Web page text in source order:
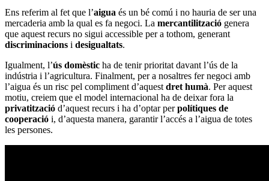
Ens referim al fet que l’aigua és un bé comú i no hauria de ser una
mercaderia amb la qual es fa negoci. La mercantilització genera
que aquest recurs no sigui accessible per a tothom, generant
discriminacions i desigualtats.
Igualment, l’ús domèstic ha de tenir prioritat davant l’ús de la
indústria i l’agricultura. Finalment, per a nosaltres fer negoci amb
l’aigua és un risc pel compliment d’aquest dret humà. Per aquest
motiu, creiem que el model internacional ha de deixar fora la
privatització d’aquest recurs i ha d’optar perpolítiques de
cooperació i, d’aquesta manera, garantir l’accés a l’aigua de totes
les persones.